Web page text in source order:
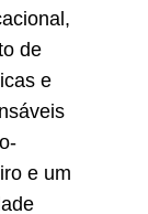
de
e
e um